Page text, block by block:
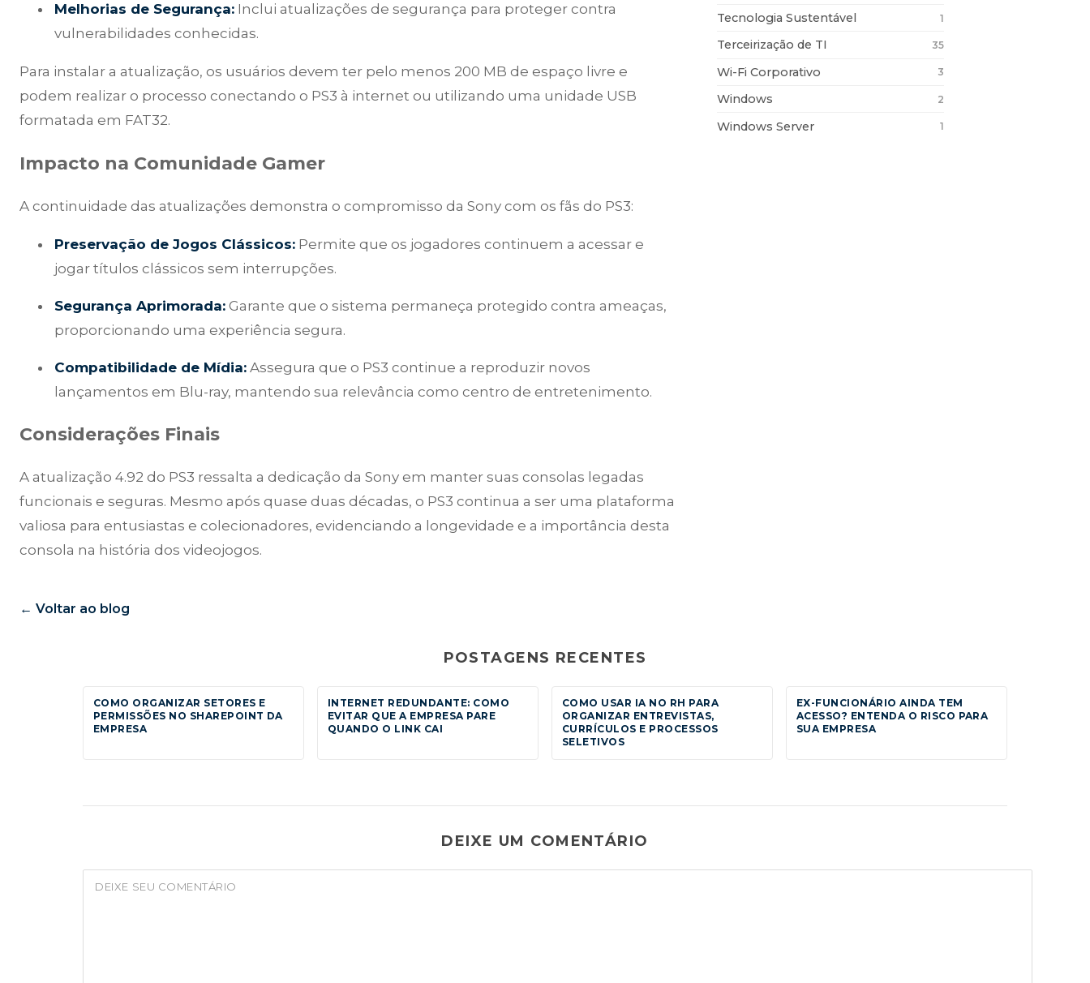
Melhorias de Segurança: Inclui atualizações de segurança para proteger contra
vulnerabilidades conhecidas.
Para instalar a atualização, os usuários devem ter pelo menos 200 MB de espaço livre e
podem realizar o processo conectando o PS3 à internet ou utilizando uma unidade USB
formatada em FAT32.
Impacto na Comunidade Gamer
A continuidade das atualizações demonstra o compromisso da Sony com os fãs do PS3:
Preservação de Jogos Clássicos: Permite que os jogadores continuem a acessar e
jogar títulos clássicos sem interrupções.
Segurança Aprimorada: Garante que o sistema permaneça protegido contra ameaças,
proporcionando uma experiência segura.
Compatibilidade de Mídia: Assegura que o PS3 continue a reproduzir novos
lançamentos em Blu-ray, mantendo sua relevância como centro de entretenimento.
Considerações Finais
A atualização 4.92 do PS3 ressalta a dedicação da Sony em manter suas consolas legadas
funcionais e seguras. Mesmo após quase duas décadas, o PS3 continua a ser uma plataforma
valiosa para entusiastas e colecionadores, evidenciando a longevidade e a importância desta
consola na história dos videojogos.
← Voltar ao blog
Tecnologia Sustentável 1
Terceirização de TI 35
Wi-Fi Corporativo 3
Windows 2
Windows Server 1
POSTAGENS RECENTES
COMO ORGANIZAR SETORES E
PERMISSÕES NO SHAREPOINT DA
EMPRESA
INTERNET REDUNDANTE: COMO
EVITAR QUE A EMPRESA PARE
QUANDO O LINK CAI
COMO USAR IA NO RH PARA
ORGANIZAR ENTREVISTAS,
CURRÍCULOS E PROCESSOS
SELETIVOS
EX-FUNCIONÁRIO AINDA TEM
ACESSO? ENTENDA O RISCO PARA
SUA EMPRESA
DEIXE UM COMENTÁRIO